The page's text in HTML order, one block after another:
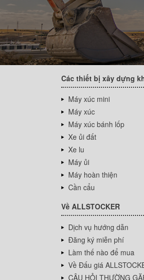
Các thiết bị xây dựng
Máy xúc mini
Máy xúc
Máy xúc bánh lốp
Xe ủi đất
Xe lu
Máy ủi
Máy hoàn thiện
Cần cẩu
Về ALLSTOCKER
Dịch vụ hướng dẫn
Đăng ký miễn phí
Làm thế nào để mua
Về Đấu giá
CÂU HỎI THƯỜNG